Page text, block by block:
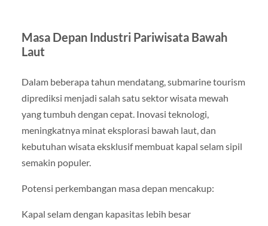
Masa Depan Industri Pariwisata Bawah
Laut
Dalam beberapa tahun mendatang, submarine tourism
diprediksi menjadi salah satu sektor wisata mewah
yang tumbuh dengan cepat. Inovasi teknologi,
meningkatnya minat eksplorasi bawah laut, dan
kebutuhan wisata eksklusif membuat kapal selam sipil
semakin populer.
Potensi perkembangan masa depan mencakup:
Kapal selam dengan kapasitas lebih besar